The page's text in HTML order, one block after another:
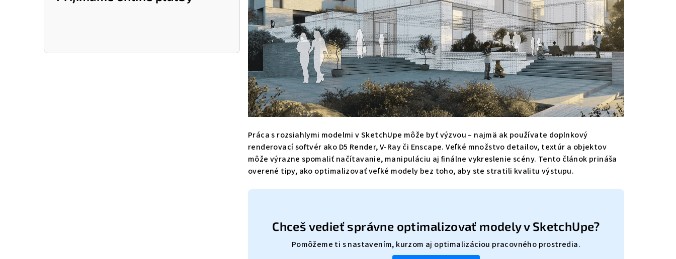
Práca s rozsiahlymi modelmi v SketchUpe môže byť výzvou – najmä ak používate doplnkový
renderovací softvér ako D5 Render, V-Ray či Enscape. Veľké množstvo detailov, textúr a objektov
môže výrazne spomaliť načítavanie, manipuláciu aj finálne vykreslenie scény. Tento článok prináša
overené tipy, ako optimalizovať veľké modely bez toho, aby ste stratili kvalitu výstupu.
Chceš vedieť správne optimalizovať modely v SketchUpe?
Pomôžeme ti s nastavením, kurzom aj optimalizáciou pracovného prostredia.